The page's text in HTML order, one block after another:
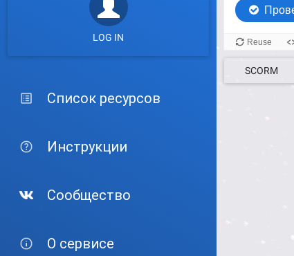
LOG IN
Список ресурсов
Инструкции
Сообщество
О сервисе
SCORM